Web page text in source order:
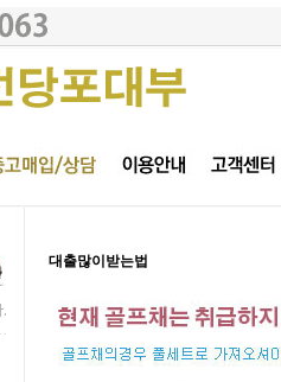
대출많이받는법